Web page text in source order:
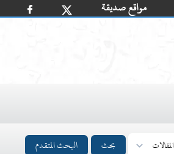
مواقع صديقة
بحث البحث المتقدم